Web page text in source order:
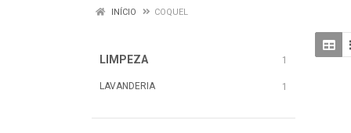
INÍCIO COQUEL
LIMPEZA 1
LAVANDERIA 1